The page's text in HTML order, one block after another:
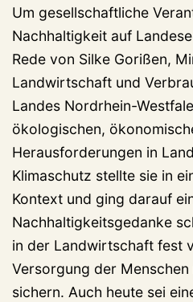
Um gesellschaftliche
Nachhaltigkeit auf
Rede von Silke Gorißen,
Landwirtschaft und
Landes Nordrhein-
ökologischen,
Herausforderungen in
Klimaschutz stellte sie in
Kontext und ging darauf
Nachhaltigkeitsgedanke
in der Landwirtschaft fest
Versorgung der
sichern. Auch heute sei